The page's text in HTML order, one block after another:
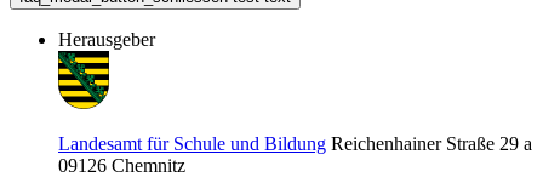
Herausgeber
Landesamt für Schule und Bildung Reichenhainer Straße 29 a
09126 Chemnitz